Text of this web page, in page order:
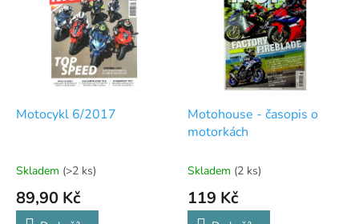
Motocykl 6/2017
Skladem (>2 ks)
89,90 Kč
Motohouse - časopis o
motorkách
Skladem (2 ks)
119 Kč